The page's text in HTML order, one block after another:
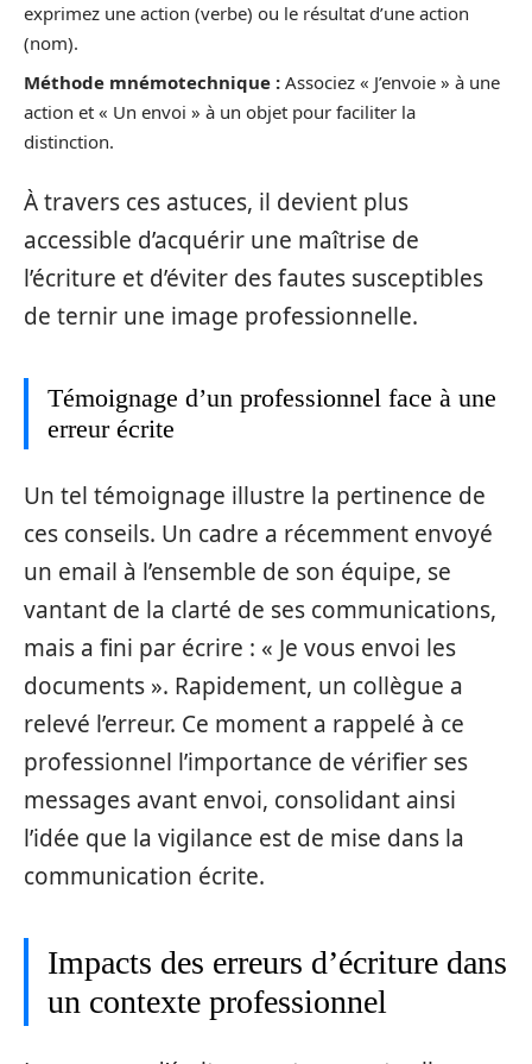
exprimez une action (verbe) ou le résultat d’une action
(nom).
Méthode mnémotechnique : Associez « J’envoie » à une
action et « Un envoi » à un objet pour faciliter la
distinction.
À travers ces astuces, il devient plus
accessible d’acquérir une maîtrise de
l’écriture et d’éviter des fautes susceptibles
de ternir une image professionnelle.
Témoignage d’un professionnel face à une
erreur écrite
Un tel témoignage illustre la pertinence de
ces conseils. Un cadre a récemment envoyé
un email à l’ensemble de son équipe, se
vantant de la clarté de ses communications,
mais a fini par écrire : « Je vous envoi les
documents ». Rapidement, un collègue a
relevé l’erreur. Ce moment a rappelé à ce
professionnel l’importance de vérifier ses
messages avant envoi, consolidant ainsi
l’idée que la vigilance est de mise dans la
communication écrite.
Impacts des erreurs d’écriture dans
un contexte professionnel